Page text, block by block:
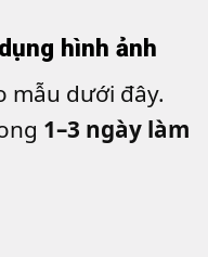
hình ảnh
mẫu dưới đây.
1–3 ngày làm